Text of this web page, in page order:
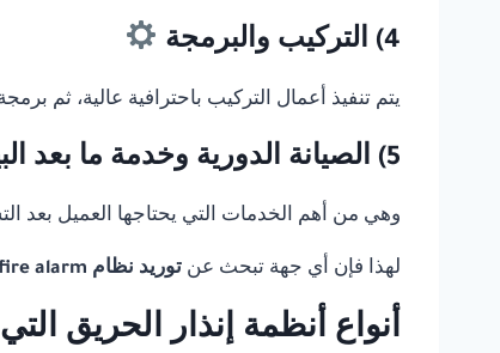
4) التركيب والبرمجة
يتم تنفيذ أعمال التركيب باحترافية عالية، ثم
5) الصيانة الدورية وخدمة ما بعد البيع
وهي من أهم الخدمات التي يحتاجها العميل بعد
لهذا فإن أي جهة تبحث عن توريد نظام Thorn fire alarm في الجيزة
أنواع أنظمة إنذار الحريق